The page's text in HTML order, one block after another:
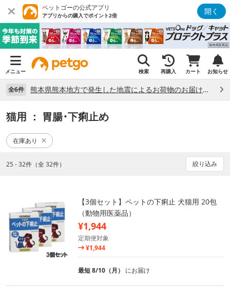
ペットゴーの公式アプリ
アプリからの購入でポイント2倍 開く
メニュー 検索 再購入 カート お知らせ
全6件 熊本県熊本地方で発生した地震によるお荷物のお届け状況について （7/28）
猫用 ： 胃腸･下痢止め
在庫あり
25 - 32件（全 32件） 絞り込み
【3個セット】ペットの下痢止 犬猫用 20包
（動物用医薬品）
¥1,944
定期便対象
¥1,944
最短 8/10（月） にお届け